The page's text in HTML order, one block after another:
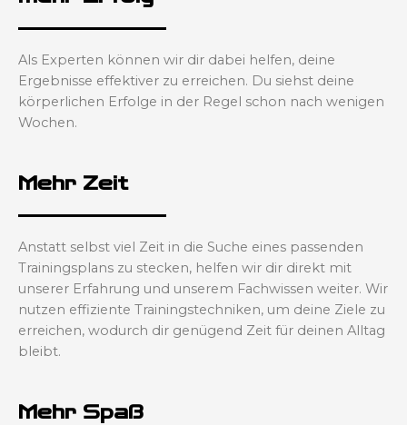
Als Experten können wir dir dabei helfen, deine
Ergebnisse effektiver zu erreichen. Du siehst deine
körperlichen Erfolge in der Regel schon nach wenigen
Wochen.
Mehr Zeit
Anstatt selbst viel Zeit in die Suche eines passenden
Trainingsplans zu stecken, helfen wir dir direkt mit
unserer Erfahrung und unserem Fachwissen weiter. Wir
nutzen effiziente Trainingstechniken, um deine Ziele zu
erreichen, wodurch dir genügend Zeit für deinen Alltag
bleibt.
Mehr Spaß